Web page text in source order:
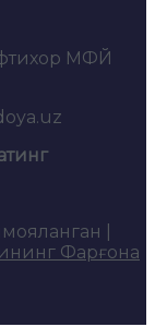
МФЙ
|
Фарғона